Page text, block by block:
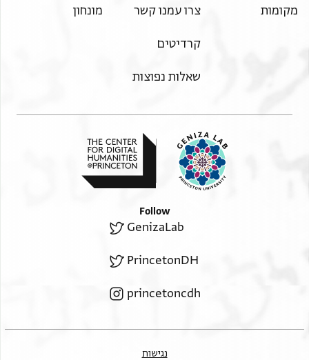
מקומות צרו עמנו קשר
קרדיטים
שאלות נפוצות
מונחון
Follow
GenizaLab
PrincetonDH
princetoncdh
נגישות